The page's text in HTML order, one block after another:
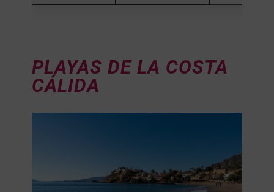
PLAYAS DE LA COSTA
CÁLIDA